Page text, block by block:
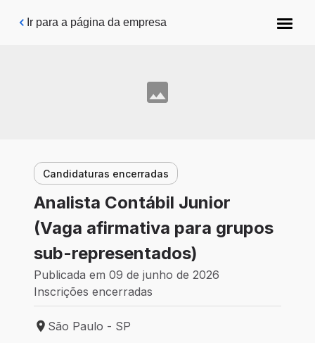
Pular para o conteúdo principal
Ir para a página da empresa
Candidaturas encerradas
Analista Contábil Junior
(Vaga afirmativa para grupos
sub-representados)
Publicada em 09 de junho de 2026
Inscrições encerradas
Local de trabalho: São Paulo - SP
São Paulo - SP